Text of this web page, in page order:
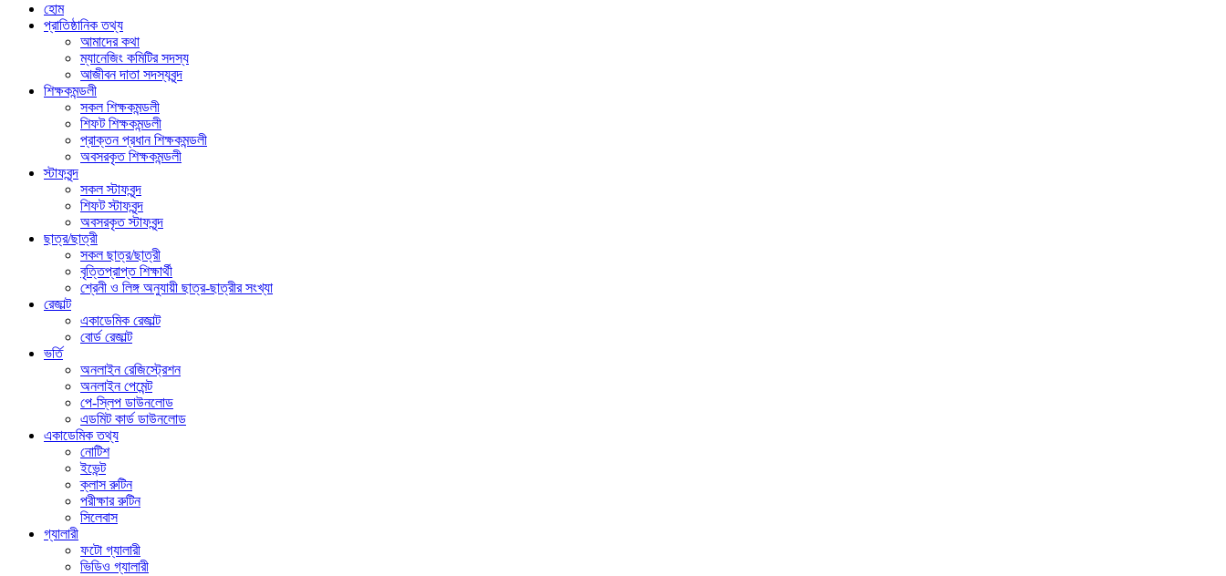
হোম
প্রাতিষ্ঠানিক তথ্য
আমাদের কথা
ম্যানেজিং কমিটির সদস্য
আজীবন দাতা সদস্যবৃন্দ
শিক্ষকমন্ডলী
সকল শিক্ষকমন্ডলী
শিফট শিক্ষকমন্ডলী
প্রাক্তন প্রধান শিক্ষকমন্ডলী
অবসরকৃত শিক্ষকমন্ডলী
স্টাফবৃন্দ
সকল স্টাফবৃন্দ
শিফট স্টাফবৃন্দ
অবসরকৃত স্টাফবৃন্দ
ছাত্র/ছাত্রী
সকল ছাত্র/ছাত্রী
বৃত্তিপ্রাপ্ত শিক্ষার্থী
শ্রেনী ও লিঙ্গ অনুযায়ী ছাত্র-ছাত্রীর সংখ্যা
রেজাল্ট
একাডেমিক রেজাল্ট
বোর্ড রেজাল্ট
ভর্তি
অনলাইন রেজিস্ট্রেশন
অনলাইন পেমেন্ট
পে-স্লিপ ডাউনলোড
এডমিট কার্ড ডাউনলোড
একাডেমিক তথ্য
নোটিশ
ইভেন্ট
ক্লাস রুটিন
পরীক্ষার রুটিন
সিলেবাস
গ্যালারী
ফটো গ্যালারী
ভিডিও গ্যালারী